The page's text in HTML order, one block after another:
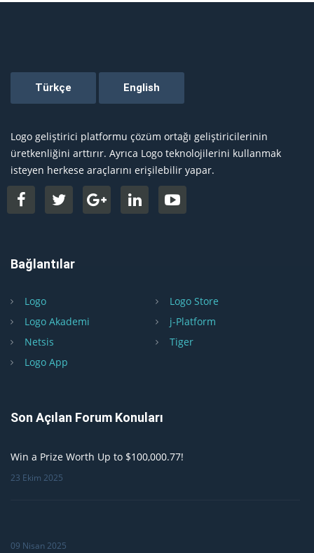
Logo geliştirici platformu çözüm ortağı geliştiricilerinin
üretkenliğini arttırır. Ayrıca Logo teknolojilerini kullanmak
isteyen herkese araçlarını erişilebilir yapar.
Bağlantılar
Logo
Logo Store
Logo Akademi
j-Platform
Netsis
Tiger
Logo App
Son Açılan Forum Konuları
Win a Prize Worth Up to $100,000.77!
23 Ekim 2025
09 Nisan 2025